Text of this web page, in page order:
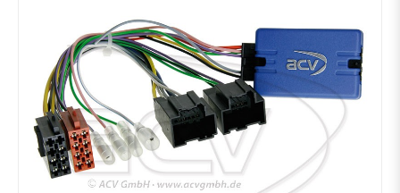
Keine Suchergebnisse gefunden.
Kategorien
Keine Suchergebnisse gefunden.